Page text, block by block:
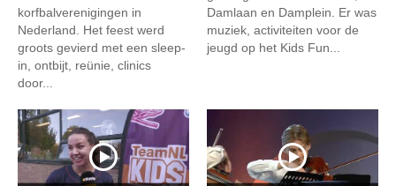
korfbalverenigingen in
Nederland. Het feest werd
groots gevierd met een sleep-
in, ontbijt, reünie, clinics
door...
Damlaan en Damplein. Er was
muziek, activiteiten voor de
jeugd op het Kids Fun...